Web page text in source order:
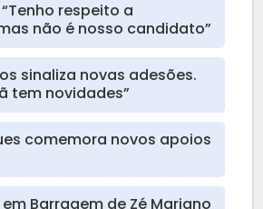
respeito a
não é nosso candidato”
sinaliza novas adesões.
tem novidades”
comemora novos apoios
Barragem de Zé Mariano